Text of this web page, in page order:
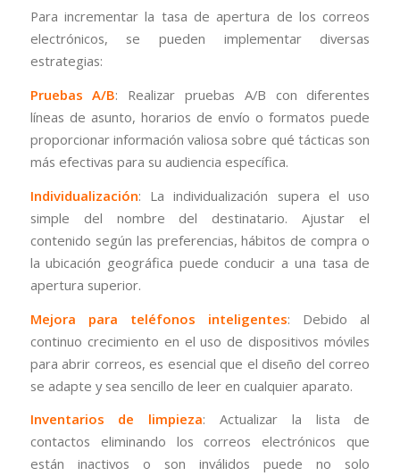
Para incrementar la tasa de apertura de los correos
electrónicos, se pueden implementar diversas
estrategias:
Pruebas A/B: Realizar pruebas A/B con diferentes
líneas de asunto, horarios de envío o formatos puede
proporcionar información valiosa sobre qué tácticas son
más efectivas para su audiencia específica.
Individualización: La individualización supera el uso
simple del nombre del destinatario. Ajustar el
contenido según las preferencias, hábitos de compra o
la ubicación geográfica puede conducir a una tasa de
apertura superior.
Mejora para teléfonos inteligentes: Debido al
continuo crecimiento en el uso de dispositivos móviles
para abrir correos, es esencial que el diseño del correo
se adapte y sea sencillo de leer en cualquier aparato.
Inventarios de limpieza: Actualizar la lista de
contactos eliminando los correos electrónicos que
están inactivos o son inválidos puede no solo